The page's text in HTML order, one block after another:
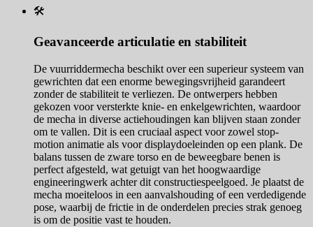
🛠️
Geavanceerde articulatie en stabiliteit
De vuurriddermecha beschikt over een superieur systeem van
gewrichten dat een enorme bewegingsvrijheid garandeert
zonder de stabiliteit te verliezen. De ontwerpers hebben
gekozen voor versterkte knie- en enkelgewrichten, waardoor
de mecha in diverse actiehoudingen kan blijven staan zonder
om te vallen. Dit is een cruciaal aspect voor zowel stop-
motion animatie als voor displaydoeleinden op een plank. De
balans tussen de zware torso en de beweegbare benen is
perfect afgesteld, wat getuigt van het hoogwaardige
engineeringwerk achter dit constructiespeelgoed. Je plaatst de
mecha moeiteloos in een aanvalshouding of een verdedigende
pose, waarbij de frictie in de onderdelen precies strak genoeg
is om de positie vast te houden.